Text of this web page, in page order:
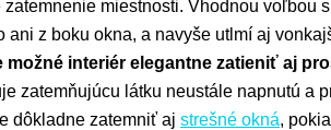
miestnosti. Vhodnou voľbou
ani z boku okna, a navyše utlmí aj
možné interiér elegantne zatieniť aj
zatemňujúcu látku neustále napnutú a
dôkladne zatemniť aj strešné okná,